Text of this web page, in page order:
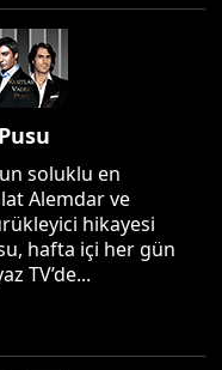
soluklu en
Alemdar ve
hikayesi
hafta içi her gün
TV’de...